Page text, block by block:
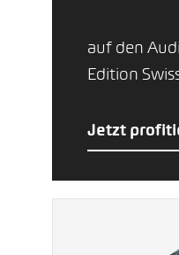
auf den
Edition
Jetzt